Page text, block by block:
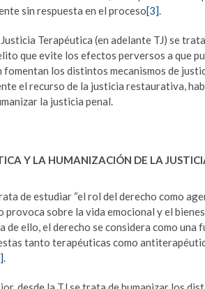
sin respuesta en el proceso[3].
Terapéutica (en adelante TJ) se
que evite los efectos perversos a que
fomentan los distintos mecanismos de
el recurso de la justicia restaurativa,
la justicia penal.
Y LA HUMANIZACIÓN DE LA
de estudiar “el rol del derecho como
sobre la vida emocional y el
de ello, el derecho se considera como
tanto terapéuticas como
.